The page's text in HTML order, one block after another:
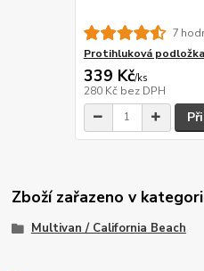
7
Protihluková
339 Kč/ks
280 Kč bez DPH
Zboží zařazeno v
Multivan / California Beach